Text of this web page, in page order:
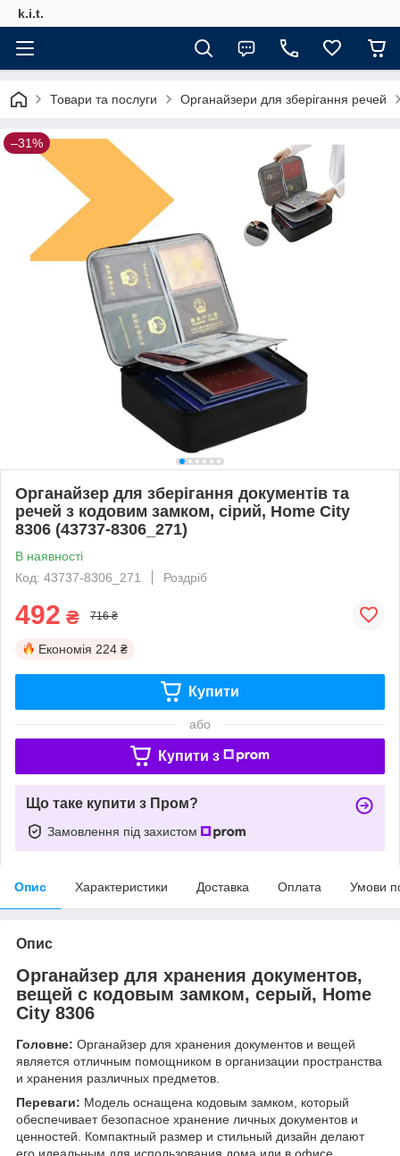
k.i.t.
Товари та послуги Органайзери для зберігання речей
–31%
Органайзер для зберігання документів та
речей з кодовим замком, сірий, Home City
8306 (43737-8306_271)
В наявності
Код: 43737-8306_271
Роздріб
492 ₴ 716 ₴
Економія 224 ₴
Купити
або
Купити з
Що таке купити з Пром?
Замовлення під захистом
Опис Характеристики Доставка Оплата Умови
Опис
Органайзер для хранения документов,
вещей с кодовым замком, серый, Home
City 8306
Головне: Органайзер для хранения документов и вещей
является отличным помощником в организации пространства
и хранения различных предметов.
Переваги: Модель оснащена кодовым замком, который
обеспечивает безопасное хранение личных документов и
ценностей. Компактный размер и стильный дизайн делают